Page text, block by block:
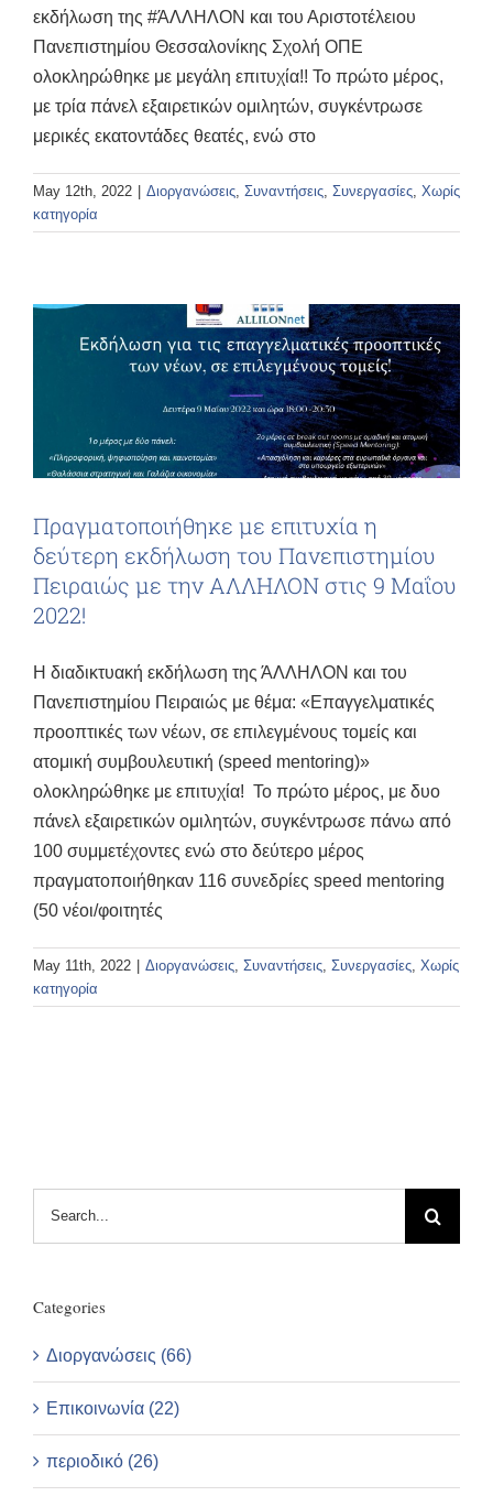
εκδήλωση της #ΆΛΛΗΛΟΝ και του Αριστοτέλειου
Πανεπιστημίου Θεσσαλονίκης Σχολή ΟΠΕ
ολοκληρώθηκε με μεγάλη επιτυχία!! Το πρώτο μέρος,
με τρία πάνελ εξαιρετικών ομιλητών, συγκέντρωσε
μερικές εκατοντάδες θεατές, ενώ στο
May 12th, 2022 Διοργανώσεις Συναντήσεις Συνεργασίες Χωρίς
κατηγορία
Πραγματοποιήθηκε με επιτυχία η
δεύτερη εκδήλωση του Πανεπιστημίου
Πειραιώς με την ΑΛΛΗΛΟΝ στις 9 Μαΐου
2022!
Η διαδικτυακή εκδήλωση της ΆΛΛΗΛΟΝ και του
Πανεπιστημίου Πειραιώς με θέμα: «Επαγγελματικές
προοπτικές των νέων, σε επιλεγμένους τομείς και
ατομική συμβουλευτική (speed mentoring)»
ολοκληρώθηκε με επιτυχία! Το πρώτο μέρος, με δυο
πάνελ εξαιρετικών ομιλητών, συγκέντρωσε πάνω από
100 συμμετέχοντες ενώ στο δεύτερο μέρος
πραγματοποιήθηκαν 116 συνεδρίες speed mentoring
(50 νέοι/φοιτητές
May 11th, 2022 | Διοργανώσεις Συναντήσεις Συνεργασίες Χωρίς
κατηγορία
Categories
Διοργανώσεις (66)
Επικοινωνία (22)
περιοδικό (26)